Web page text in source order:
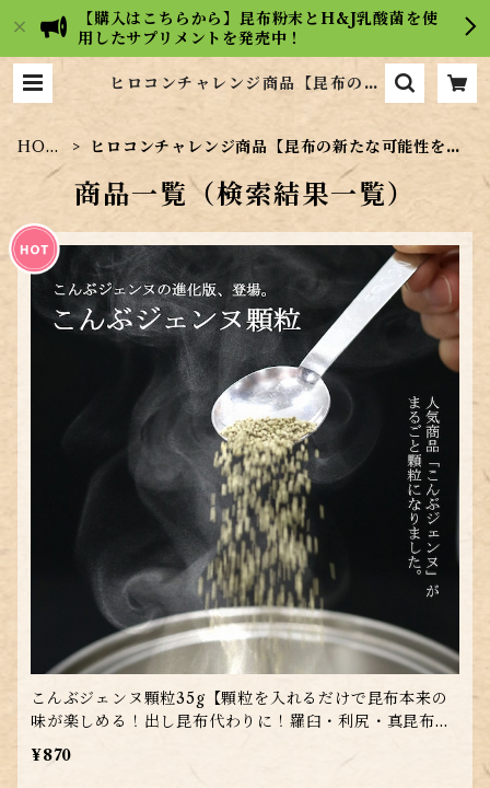
【購入はこちらから】昆布粉末とH&J乳酸菌を使
用したサプリメントを発売中！
ヒロコンチャレンジ商品【昆布の新
HOM
ヒロコンチャレンジ商品【昆布の新たな可能性を探
商品一覧（検索結果一覧）
こんぶジェンヌ顆粒35g【顆粒を入れるだけで昆布本来の
味が楽しめる！出し昆布代わりに！羅臼・利尻・真昆布を
贅沢ブレンド】
¥870